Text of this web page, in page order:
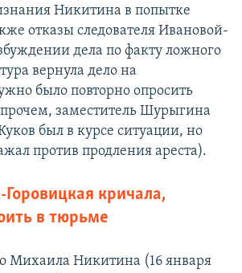
Никитина в попытке
отказы следователя Ивановой-
дела по факту ложного
вернула дело на
было повторно опросить
заместитель Шурыгина
был в курсе ситуации, но
против продления ареста).
кричала,
в тюрьме
Михаила Никитина (16 января